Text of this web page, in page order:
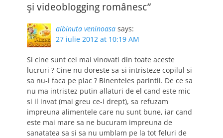
jurnalism politică
sport şi după
părerea mea,…
şi videoblogging românesc”
albinuta veninoasa says:
27 iulie 2012 at 10:19 AM
Si cine sunt cei mai vinovati din toate aceste
lucruri ? Cine nu doreste sa-si intristeze copilul si
sa nu-i faca pe plac ? Binenteles parintii. De ce sa
nu ma intristez putin allaturi de el cand este mic
si il invat (mai greu ce-i drept), sa refuzam
impreuna alimentele care nu sunt bune, iar cand
este mai mare sa ne bucuram impreuna de
sanatatea sa si sa nu umblam pe la tot feluri de